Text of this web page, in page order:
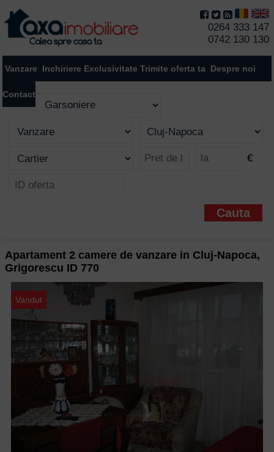
0264 333 147
0742 130 130
Vanzare Inchiriere Exclusivitate Trimite oferta ta Despre noi
Contact
€
Apartament 2 camere de vanzare in Cluj-Napoca,
Grigorescu ID 770
Vandut